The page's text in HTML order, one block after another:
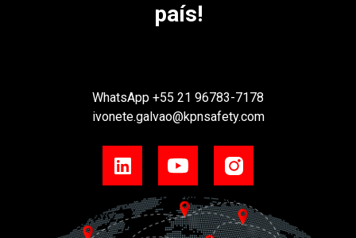
país!
WhatsApp +55 21 96783-7178
ivonete.galvao@kpnsafety.com